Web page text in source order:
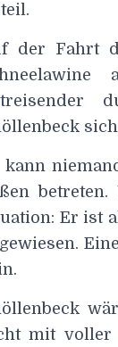
der Fahrt
kann
Er ist
mit voller